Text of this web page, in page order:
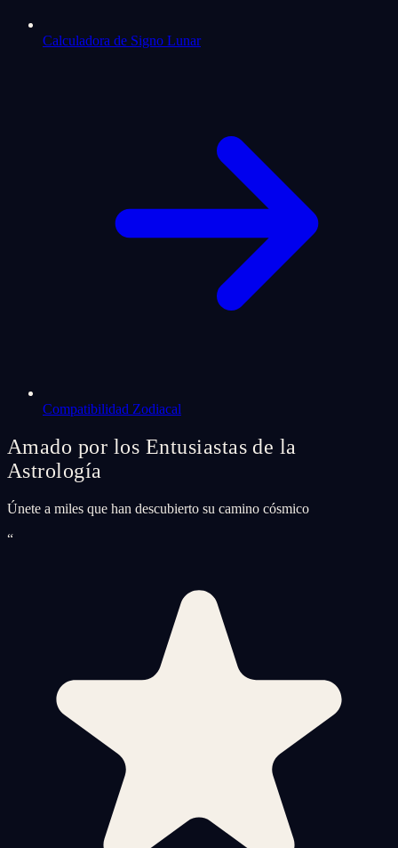
Calculadora de Signo Lunar
Compatibilidad Zodiacal
Amado por los Entusiastas de la
Astrología
Únete a miles que han descubierto su camino cósmico
“